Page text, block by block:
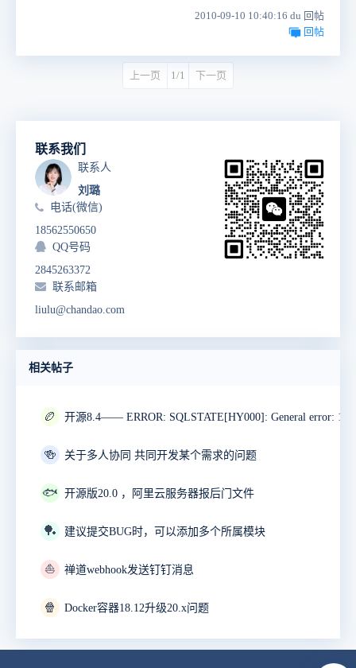
2010-09-10 10:40:16 du 回帖
回帖
上一页 1/1 下一页
联系我们
联系人
刘璐
电话(微信)
18562550650
QQ号码
2845263372
联系邮箱
liulu@chandao.com
相关帖子
🏉
🍻 关于多人协同 共同开发某个需求的问题
🐟 开源版20.0 ，阿里云服务器报后门文件
🏓 建议提交BUG时，可以添加多个所属模块
⛵ 禅道webhook发送钉钉消息
🍿 Docker容器18.12升级20.x问题